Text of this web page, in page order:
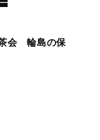
会 輪島の保